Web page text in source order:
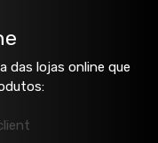
das lojas online que